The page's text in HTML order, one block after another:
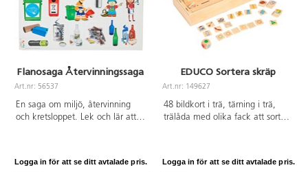
Flanosaga Återvinningssaga
Art.nr: 56537
En saga om miljö, återvinning
och kretsloppet. Lek och lär att
hjälpas åt att sortera soporna
Logga in för att se ditt avtalade pris.
EDUCO Sortera skräp
Art.nr: 149627
48 bildkort i trä, tärning i trä,
trälåda med olika fack att sortera
4x4 cm, tärning 4x4x4 cm,
Logga in för att se ditt avtalade pris.